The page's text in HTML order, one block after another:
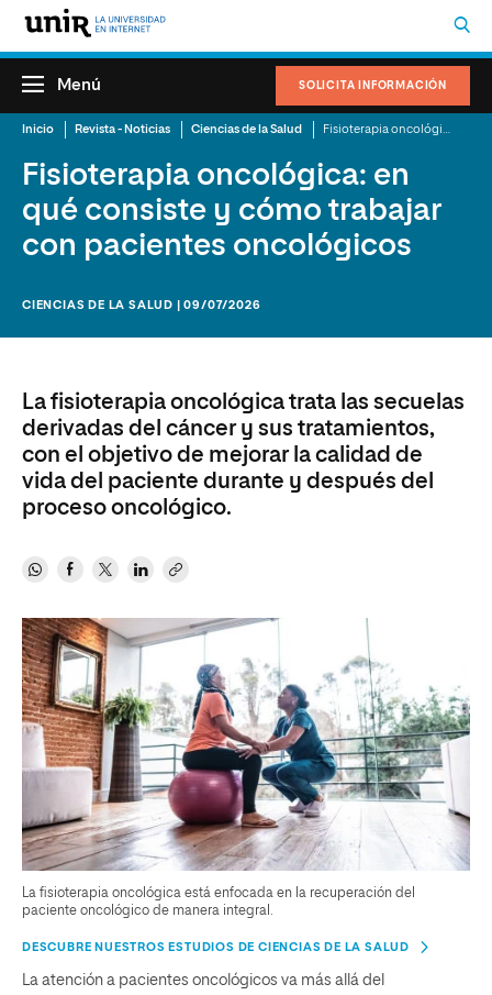
SOLICITA INFORMACIÓN
Menú
Inicio Revista - Noticias Ciencias de la Salud
Fisioterapia oncológica: en
qué consiste y cómo trabajar
con pacientes oncológicos
CIENCIAS DE LA SALUD | 09/07/2026
La fisioterapia oncológica trata las secuelas
derivadas del cáncer y sus tratamientos,
con el objetivo de mejorar la calidad de
vida del paciente durante y después del
proceso oncológico.
La fisioterapia oncológica está enfocada en la recuperación del
paciente oncológico de manera integral.
DESCUBRE NUESTROS ESTUDIOS DE CIENCIAS DE LA SALUD
La atención a pacientes oncológicos va más allá del